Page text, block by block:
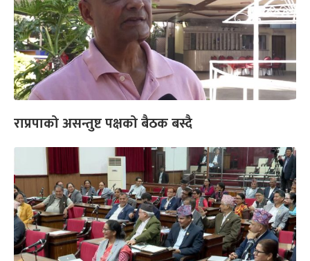
राप्रपाको असन्तुष्ट पक्षको बैठक बस्दै